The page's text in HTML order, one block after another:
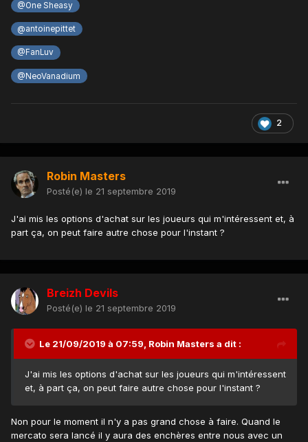
@One Sheasy
@antoinepittet
@FanLuv
@NeoVanadium
2
Robin Masters
Posté(e) le 21 septembre 2019
J'ai mis les options d'achat sur les joueurs qui m'intéressent et, à
part ça, on peut faire autre chose pour l'instant ?
Breizh Devils
Posté(e) le 21 septembre 2019
Le 21/09/2019 à 07:59, Robin Masters a dit :
J'ai mis les options d'achat sur les joueurs qui m'intéressent
et, à part ça, on peut faire autre chose pour l'instant ?
Non pour le moment il n'y a pas grand chose à faire. Quand le
mercato sera lancé il y aura des enchères entre nous avec un